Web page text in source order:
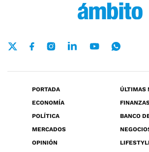
PORTADA
ÚLTIMAS
ECONOMÍA
POLÍTICA
BANCO
MERCADOS
OPINIÓN